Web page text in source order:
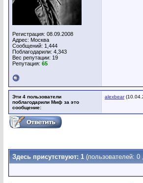
Регистрация: 08.09.2008
Адрес: Москва
Сообщений: 1,444
Поблагодарили: 4,343
Вес репутации: 19
Репутация: 65
Эти 4 пользователи
поблагодарили Миф за это
сообщение:
alexbear
Здесь присутствуют: 1 (пользователей: 0